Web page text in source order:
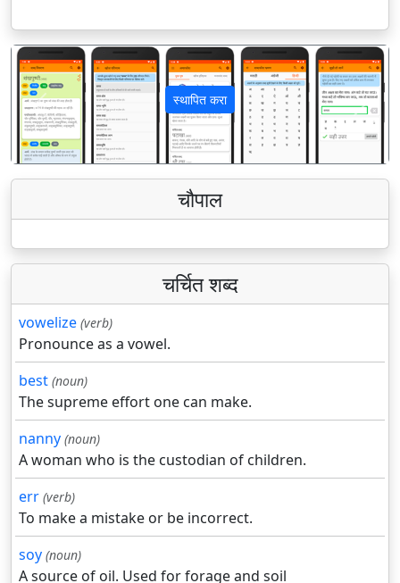
स्थापित करा
पिछला अगला
चौपाल
चर्चित शब्द
vowelize (verb)
Pronounce as a vowel.
best (noun)
The supreme effort one can make.
nanny (noun)
A woman who is the custodian of children.
err (verb)
To make a mistake or be incorrect.
soy (noun)
A source of oil. Used for forage and soil